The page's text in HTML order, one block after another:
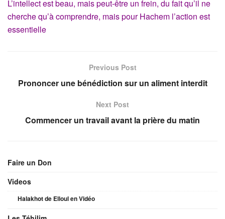
L’intellect est beau, mais peut-être un frein, du fait qu’il ne
cherche qu’à comprendre, mais pour Hachem l’action est
essentielle
Previous Post
Prononcer une bénédiction sur un aliment interdit
Next Post
Commencer un travail avant la prière du matin
Faire un Don
Videos
Halakhot de Elloul en Vidéo